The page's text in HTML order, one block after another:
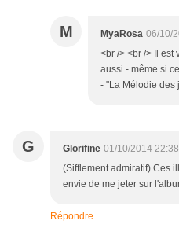
M MyaRosa 06/10/
<br /> <br /> Il est
aussi - même si
- "La Mélodie des
G Glorifine 01/10/2014 22:38
(Sifflement admiratif) Ces
envie de me jeter sur
Répondre